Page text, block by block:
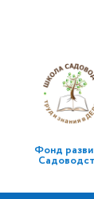
Фонд